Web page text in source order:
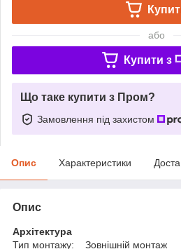
або
Купити з
Що таке купити з Пром?
Замовлення під захистом
Опис Характеристики
Опис
Архітектура
Тип монтажу: Зовнішній монтаж